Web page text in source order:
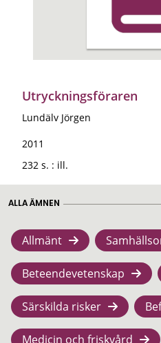
Utryckningsföraren
Lundälv Jörgen
2011
232 s. : ill.
ALLA ÄMNEN
Allmänt
Beteendevetenskap
Särskilda risker
Medicin och friskvård